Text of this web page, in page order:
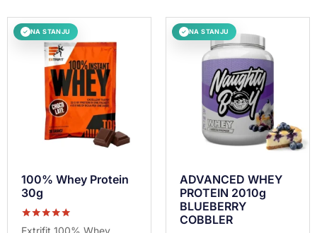
✓ NA STANJU
100% Whey Protein
30g
Ocenjeno sa
Extrifit 100% Whey
✓ NA STANJU
ADVANCED WHEY
PROTEIN 2010g
BLUEBERRY
COBBLER